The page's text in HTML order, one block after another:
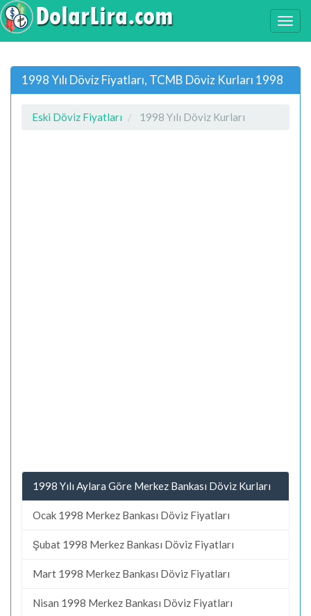
1998 Yılı Döviz Fiyatları, TCMB Döviz Kurları 1998
Eski Döviz Fiyatları 1998 Yılı Döviz Kurları
1998 Yılı Aylara Göre Merkez Bankası Döviz Kurları
Ocak 1998 Merkez Bankası Döviz Fiyatları
Şubat 1998 Merkez Bankası Döviz Fiyatları
Mart 1998 Merkez Bankası Döviz Fiyatları
Nisan 1998 Merkez Bankası Döviz Fiyatları